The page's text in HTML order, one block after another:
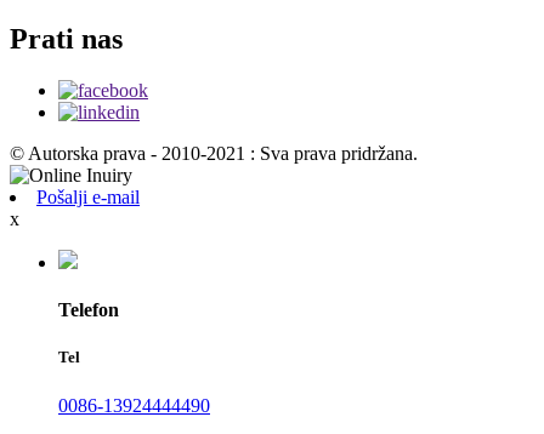
Prati nas
© Autorska prava - 2010-2021 : Sva prava pridržana.
Pošalji e-mail
x
Telefon
Tel
0086-13924444490